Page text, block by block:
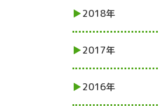
2018年
2017年
2016年